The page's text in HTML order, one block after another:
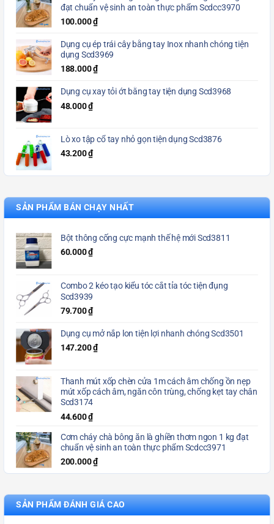
đạt chuẩn vệ sinh an toàn thực phẩm Scdcc3970
100.000₫
Dụng cụ ép trái cây bằng tay Inox nhanh chóng tiện
dụng Scd3969
188.000₫
Dụng cụ xay tỏi ớt bằng tay tiện dụng Scd3968
48.000₫
Lò xo tập cổ tay nhỏ gọn tiện dụng Scd3876
43.200₫
SẢN PHẨM BÁN CHẠY NHẤT
Bột thông cống cực mạnh thế hệ mới Scd3811
60.000₫
Combo 2 kéo tạo kiểu tóc cắt tỉa tóc tiện đụng
Scd3939
79.700₫
Dụng cụ mở nắp lon tiện lợi nhanh chóng Scd3501
147.200₫
Thanh mút xốp chèn cửa 1m cách âm chống ồn nẹp
mút xốp cách âm, ngăn côn trùng, chống kẹt tay chân
Scd3174
44.600₫
Cơm cháy chà bông ăn là ghiền thơm ngon 1 kg đạt
chuẩn vệ sinh an toàn thực phẩm Scdcc3971
200.000₫
SẢN PHẨM ĐÁNH GIÁ CAO